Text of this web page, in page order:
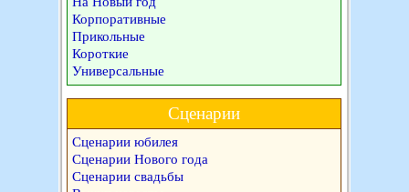
Корпоративные
Прикольные
Короткие
Универсальные
Сценарии
Сценарии юбилея
Сценарии Нового года
Сценарии свадьбы